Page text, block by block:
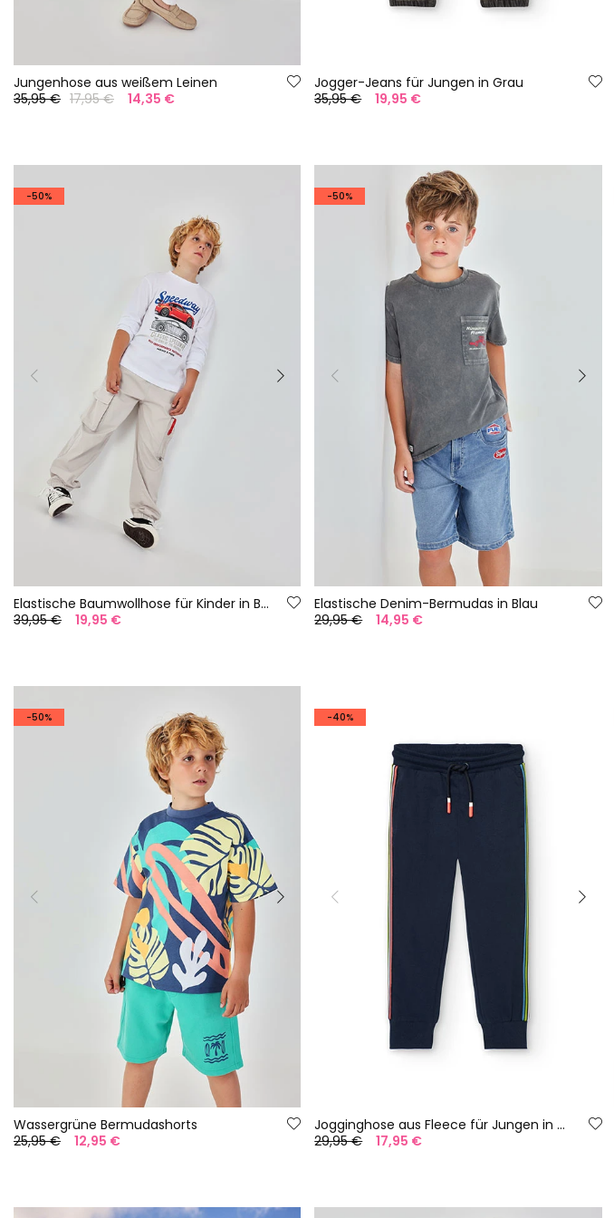
Jungenhose aus weißem Leinen
35,95 € 17,95 € 14,35 €
Jogger-Jeans für Jungen in Grau
35,95 €
19,95 €
-50%
Elastische Baumwollhose für Kinder in Beige
39,95 €
19,95 €
-50%
Elastische Denim-Bermudas in Blau
29,95 €
14,95 €
-50%
Wassergrüne Bermudashorts
25,95 €
12,95 €
-40%
Jogginghose aus Fleece für Jungen in Marineblau
29,95 €
17,95 €